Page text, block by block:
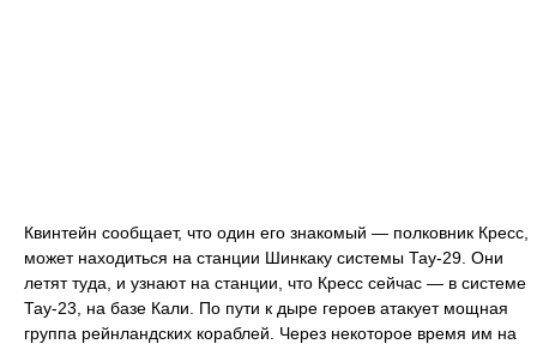
Квинтейн сообщает, что один его знакомый — полковник Кресс,
может находиться на станции Шинкаку системы Тау-29. Они
летят туда, и узнают на станции, что Кресс сейчас — в системе
Тау-23, на базе Кали. По пути к дыре героев атакует мощная
группа рейнландских кораблей. Через некоторое время им на